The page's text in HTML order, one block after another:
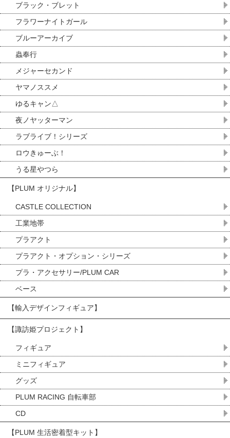
ブラック・ブレット
フラワーナイトガール
ブルーアーカイブ
蟲奉行
メジャーセカンド
ヤマノススメ
ゆるキャン△
夜ノヤッターマン
ラブライブ！シリーズ
ロウきゅーぶ！
うる星やつら
【PLUM オリジナル】
CASTLE COLLECTION
工業地帯
プラアクト
プラアクト・オプション・シリーズ
プラ・アクセサリー/PLUM CAR
ベース
【輸入デザインフィギュア】
【諏訪姫プロジェクト】
フィギュア
ミニフィギュア
グッズ
PLUM RACING 自転車部
CD
【PLUM 生活密着型キット】